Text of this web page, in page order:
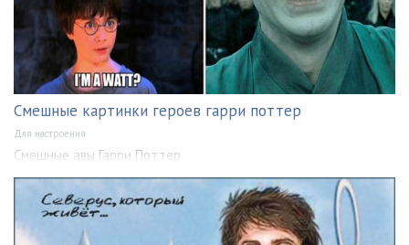
Смешные картинки героев гарри поттер
Для настроения
Смешные авы Гарри Поттер